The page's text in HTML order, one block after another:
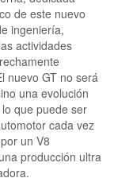
de este nuevo
ingeniería,
actividades
nuevo GT no será
una evolución
que puede ser
cada vez
un V8
producción ultra